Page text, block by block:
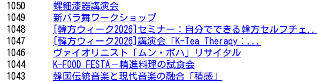
1050
螺鈿漆器講演会
1049
新バラ舞ワークショップ
1048
[韓方ウィーク2026]セミナー：自分でできる韓方セルフチェ...
1047
[韓方ウィーク2026]講演会「K-Tea Therapy：...
1046
ヴァイオリニスト「ムン・ボハ」リサイタル
1044
K-FOOD FESTA－精進料理の試食会
1043
韓国伝統音楽と現代音楽の融合「積感」